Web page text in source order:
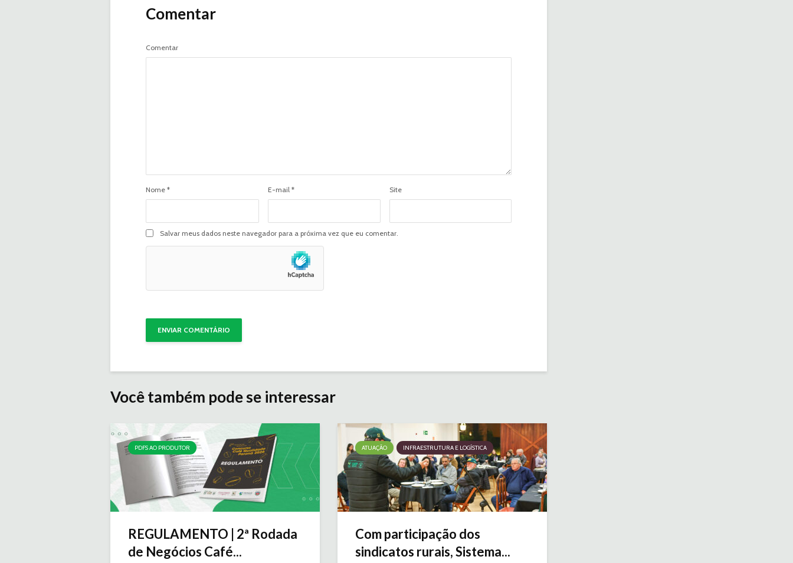
Comentar
Comentar
Nome * E-mail * Site
Salvar meus dados neste navegador para a próxima vez que eu comentar.
Você também pode se interessar
PDFS AO PRODUTOR
REGULAMENTO | 2ª Rodada
de Negócios Café...
ATUAÇÃO INFRAESTRUTURA E LOGÍSTICA
Com participação dos
sindicatos rurais, Sistema...